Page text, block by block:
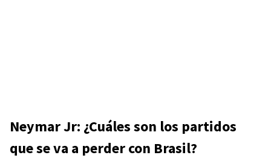
Neymar Jr: ¿Cuáles son los partidos
que se va a perder con Brasil?